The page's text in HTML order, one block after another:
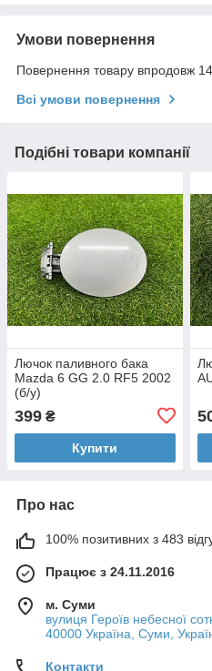
Умови повернення
Повернення товару впродовж
Всі умови повернення
Подібні товари компанії
Лючок паливного бака
Mazda 6 GG 2.0 RF5 2002
(б/у)
399 ₴
Купити
Про нас
100% позитивних з 483
Працює з 24.11.2016
м. Суми
вулиця Героїв небесної
40000 Україна, Суми,
Контакти